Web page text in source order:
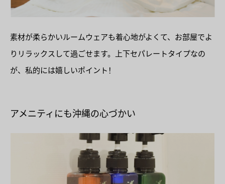
素材が柔らかいルームウェアも着心地がよくて、お部屋でよ
りリラックスして過ごせます。上下セパレートタイプなの
が、私的には嬉しいポイント！
アメニティにも沖縄の心づかい